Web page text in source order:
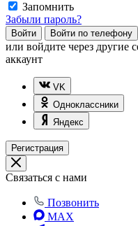
Запомнить
Забыли пароль?
Войти Войти по телефону
или войдите через другие
аккаунт
VK
Одноклассники
Яндекс
Регистрация
Связаться с нами
Позвонить
MAX